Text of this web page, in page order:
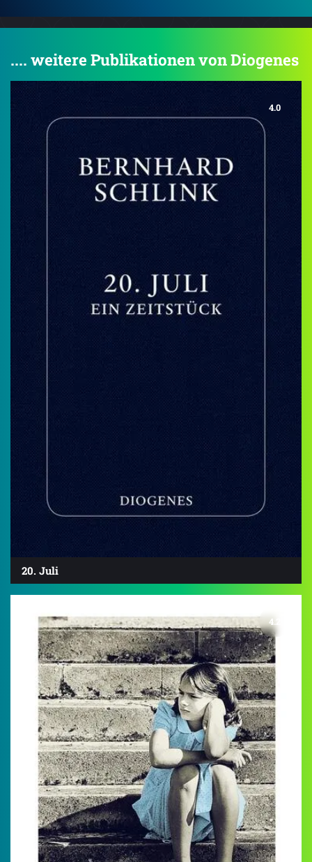
.... weitere Publikationen von Diogenes
4.0
20. Juli
4.2